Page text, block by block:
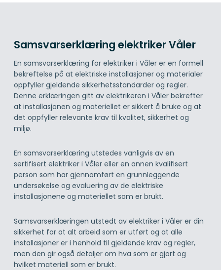
Samsvarserklæring elektriker Våler
En samsvarserklæring for elektriker i Våler er en formell
bekreftelse på at elektriske installasjoner og materialer
oppfyller gjeldende sikkerhetsstandarder og regler.
Denne erklæringen gitt av elektrikeren i Våler bekrefter
at installasjonen og materiellet er sikkert å bruke og at
det oppfyller relevante krav til kvalitet, sikkerhet og
miljø.
En samsvarserklæring utstedes vanligvis av en
sertifisert elektriker i Våler eller en annen kvalifisert
person som har gjennomført en grunnleggende
undersøkelse og evaluering av de elektriske
installasjonene og materiellet som er brukt.
Samsvarserklæringen utstedt av elektriker i Våler er din
sikkerhet for at alt arbeid som er utført og at alle
installasjoner er i henhold til gjeldende krav og regler,
men den gir også detaljer om hva som er gjort og
hvilket materiell som er brukt.